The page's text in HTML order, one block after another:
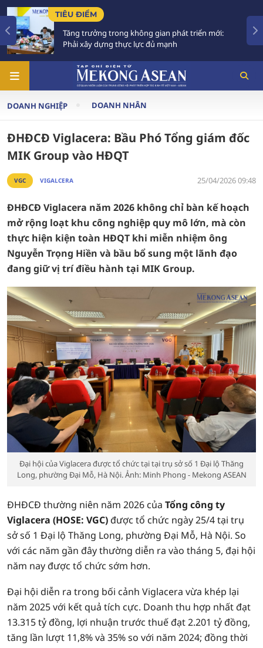
trong không gian phát triển mới:
thực lực đủ mạnh
CHÍNH SÁCH
Trình Quốc
trên
DOANH NGHIỆP DOANH NHÂN
ĐHĐCĐ Viglacera: Bầu Phó Tổng giám đốc
MIK Group vào HĐQT
VGC VIGALCERA 25/04/2026 09:48
ĐHĐCĐ Viglacera năm 2026 không chỉ bàn kế hoạch
mở rộng loạt khu công nghiệp quy mô lớn, mà còn
thực hiện kiện toàn HĐQT khi miễn nhiệm ông
Nguyễn Trọng Hiền và bầu bổ sung một lãnh đạo
đang giữ vị trí điều hành tại MIK Group.
Đại hội của Viglacera được tổ chức tại tại trụ sở số 1 Đại lộ Thăng
Long, phường Đại Mỗ, Hà Nội. Ảnh: Minh Phong - Mekong ASEAN
ĐHĐCĐ thường niên năm 2026 của Tổng công ty
Viglacera (HOSE: VGC)được tổ chức ngày 25/4 tại trụ
sở số 1 Đại lộ Thăng Long, phường Đại Mỗ, Hà Nội. So
với các năm gần đây thường diễn ra vào tháng 5, đại hội
năm nay được tổ chức sớm hơn.
Đại hội diễn ra trong bối cảnh Viglacera vừa khép lại
năm 2025 với kết quả tích cực. Doanh thu hợp nhất đạt
13.315 tỷ đồng, lợi nhuận trước thuế đạt 2.201 tỷ đồng,
tăng lần lượt 11,8% và 35% so với năm 2024; đồng thời